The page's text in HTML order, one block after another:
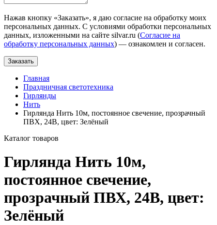
Нажав кнопку «Заказать», я даю согласие на обработку моих
персональных данных. С условиями обработки персональных
данных, изложенными на сайте silvar.ru (Согласие на
обработку персональных данных) — ознакомлен и согласен.
Заказать
Главная
Праздничная светотехника
Гирлянды
Нить
Гирлянда Нить 10м, постоянное свечение, прозрачный
ПВХ, 24В, цвет: Зелёный
Каталог товаров
Гирлянда Нить 10м,
постоянное свечение,
прозрачный ПВХ, 24В, цвет:
Зелёный